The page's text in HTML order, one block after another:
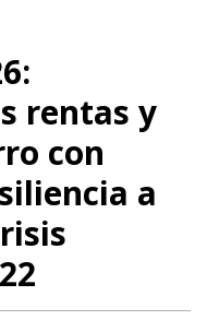
rentas y
con
a